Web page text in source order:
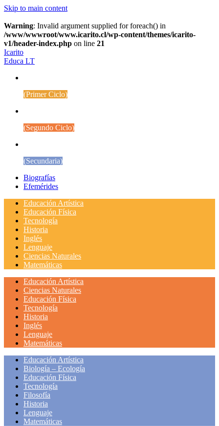
Skip to main content
Warning: Invalid argument supplied for foreach() in
/www/wwwroot/www.icarito.cl/wp-content/themes/icarito-
v1/header-index.php on line 21
Icarito
Educa LT
(Primer Ciclo)
(Segundo Ciclo)
(Secundaria)
Biografías
Efemérides
Educación Artística
Educación Física
Tecnología
Historia
Inglés
Lenguaje
Ciencias Naturales
Matemáticas
Educación Artística
Ciencias Naturales
Educación Física
Tecnología
Historia
Inglés
Lenguaje
Matemáticas
Educación Artística
Biología – Ecología
Educación Física
Tecnología
Filosofía
Historia
Lenguaje
Matemáticas